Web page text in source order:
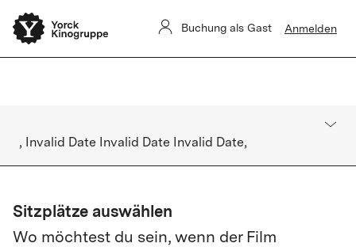
Yorck Unlimited-Aboverwaltung ist derzeit eingeschränkt.
Buchungen sind nicht betroffen.
Buchung als Gast Anmelden
, Invalid Date Invalid Date Invalid Date,
Sitzplätze auswählen
Wo möchtest du sein, wenn der Film